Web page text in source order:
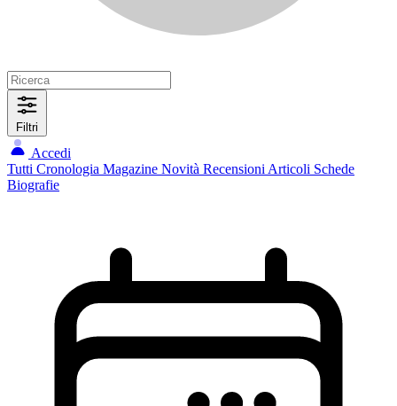
Filtri
Accedi
Tutti Cronologia Magazine Novità Recensioni Articoli Schede
Biografie